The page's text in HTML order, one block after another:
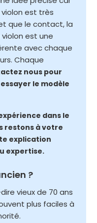
est très
que le contact, la
violon est une
avec chaque
Chaque
nous pour
le modèle
dans le
restons à votre
explication
expertise.
?
vieux de 70 ans
plus faciles à